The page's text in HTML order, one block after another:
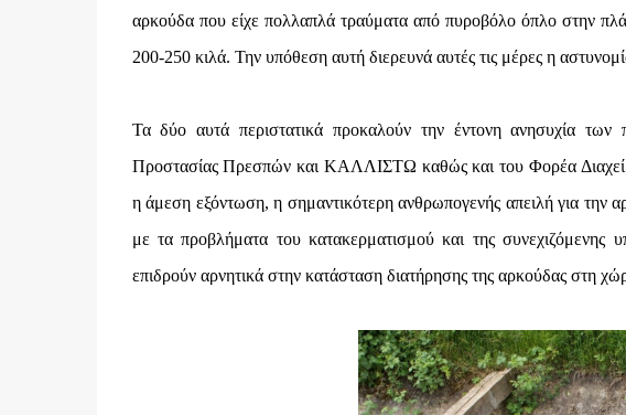
αρκούδα που είχε πολλαπλά τραύματα από πυροβόλο όπλο στην
200-250 κιλά. Την υπόθεση αυτή διερευνά αυτές τις μέρες η
Τα δύο αυτά περιστατικά προκαλούν την έντονη ανησυχία
Προστασίας Πρεσπών και ΚΑΛΛΙΣΤΩ καθώς και του Φορέα
η άμεση εξόντωση, η σημαντικότερη ανθρωπογενής απειλή για την
με τα προβλήματα του κατακερματισμού και της συνεχιζόμενης
επιδρούν αρνητικά στην κατάσταση διατήρησης της αρκούδας στη